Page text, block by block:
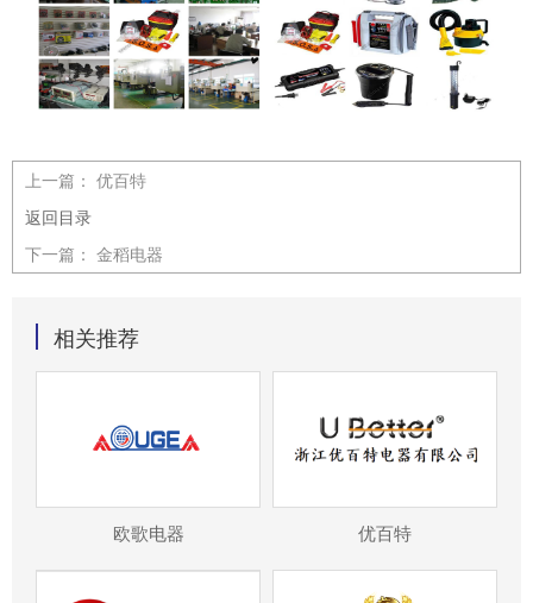
上一篇： 优百特
返回目录
下一篇： 金稻电器
相关推荐
欧歌电器 优百特